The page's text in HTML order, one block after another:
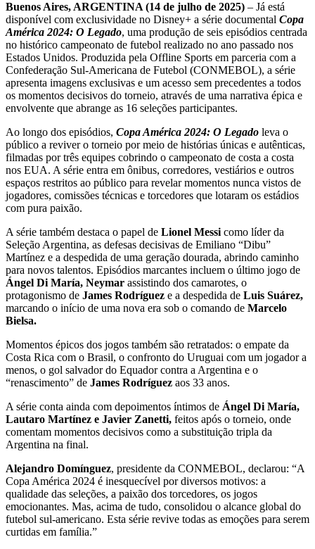
Buenos Aires, ARGENTINA (14 de julho de 2025) – Já está
disponível com exclusividade no Disney+ a série documental Copa
América 2024: O Legado, uma produção de seis episódios centrada
no histórico campeonato de futebol realizado no ano passado nos
Estados Unidos. Produzida pela Offline Sports em parceria com a
Confederação Sul-Americana de Futebol (CONMEBOL), a série
apresenta imagens exclusivas e um acesso sem precedentes a todos
os momentos decisivos do torneio, através de uma narrativa épica e
envolvente que abrange as 16 seleções participantes.
Ao longo dos episódios, Copa América 2024: O Legado leva o
público a reviver o torneio por meio de histórias únicas e autênticas,
filmadas por três equipes cobrindo o campeonato de costa a costa
nos EUA. A série entra em ônibus, corredores, vestiários e outros
espaços restritos ao público para revelar momentos nunca vistos de
jogadores, comissões técnicas e torcedores que lotaram os estádios
com pura paixão.
A série também destaca o papel de Lionel Messicomo líder da
Seleção Argentina, as defesas decisivas de Emiliano “Dibu”
Martínez e a despedida de uma geração dourada, abrindo caminho
para novos talentos. Episódios marcantes incluem o último jogo de
Ángel Di María, Neymar assistindo dos camarotes, o
protagonismo de James Rodríguez e a despedida de Luis Suárez,
marcando o início de uma nova era sob o comando de Marcelo
Bielsa.
Momentos épicos dos jogos também são retratados: o empate da
Costa Rica com o Brasil, o confronto do Uruguai com um jogador a
menos, o gol salvador do Equador contra a Argentina e o
“renascimento” de James Rodríguez aos 33 anos.
A série conta ainda com depoimentos íntimos de Ángel Di María,
Lautaro Martínez e Javier Zanetti, feitos após o torneio, onde
comentam momentos decisivos como a substituição tripla da
Argentina na final.
Alejandro Domínguez, presidente da CONMEBOL, declarou: “A
Copa América 2024 é inesquecível por diversos motivos: a
qualidade das seleções, a paixão dos torcedores, os jogos
emocionantes. Mas, acima de tudo, consolidou o alcance global do
futebol sul-americano. Esta série revive todas as emoções para serem
curtidas em família.”